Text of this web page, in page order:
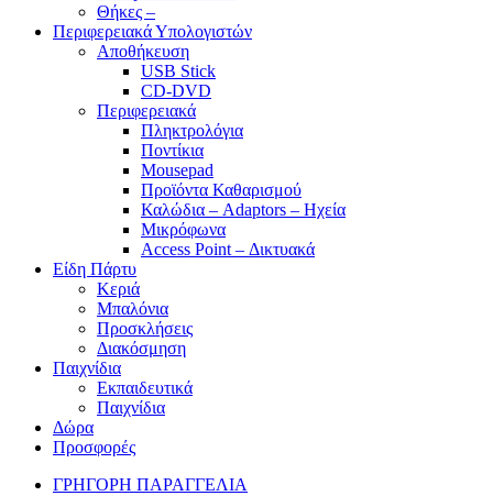
Θήκες –
Περιφερειακά Υπολογιστών
Αποθήκευση
USB Stick
CD-DVD
Περιφερειακά
Πληκτρολόγια
Ποντίκια
Mousepad
Προϊόντα Καθαρισμού
Καλώδια – Adaptors – Ηχεία
Μικρόφωνα
Access Point – Δικτυακά
Είδη Πάρτυ
Κεριά
Μπαλόνια
Προσκλήσεις
Διακόσμηση
Παιχνίδια
Εκπαιδευτικά
Παιχνίδια
Δώρα
Προσφορές
ΓΡΗΓΟΡΗ ΠΑΡΑΓΓΕΛΙΑ